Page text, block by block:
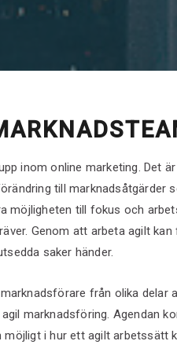
inom online marketing. Det
till marknadsåtgärder
möjligheten till fokus och
Genom att arbeta agilt
saker händer.
från olika delar
marknadsföring. Agendan
i hur ett agilt arbetssätt